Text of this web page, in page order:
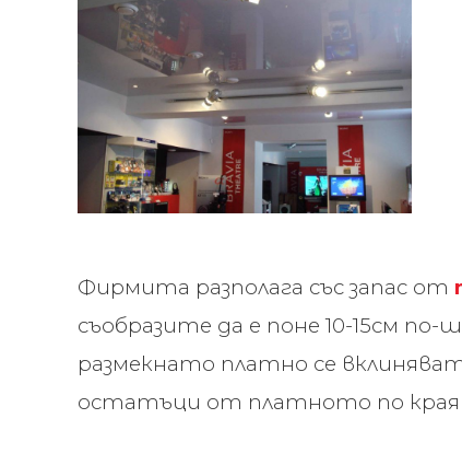
Фирмита разполага със запас от
съобразите да е поне 10-15см
размекнато платно се
остатъци от платното по края